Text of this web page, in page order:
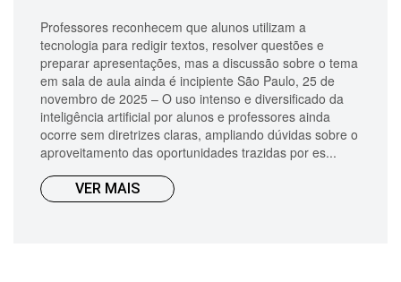
Professores reconhecem que alunos utilizam a
tecnologia para redigir textos, resolver questões e
preparar apresentações, mas a discussão sobre o tema
em sala de aula ainda é incipiente São Paulo, 25 de
novembro de 2025 – O uso intenso e diversificado da
inteligência artificial por alunos e professores ainda
ocorre sem diretrizes claras, ampliando dúvidas sobre o
aproveitamento das oportunidades trazidas por es...
VER MAIS